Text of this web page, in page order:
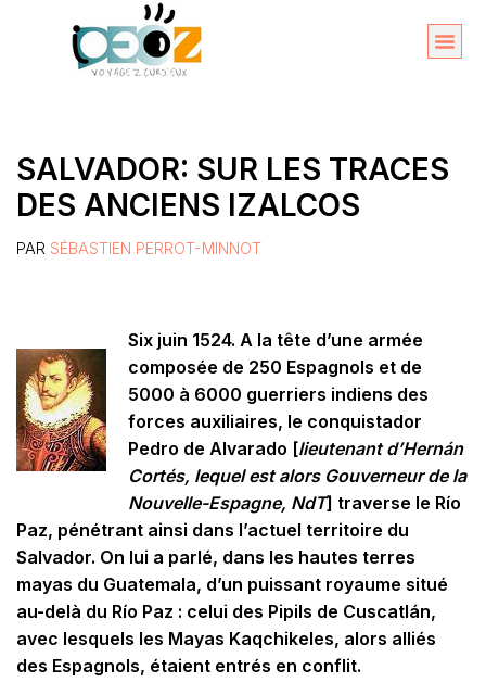
SALVADOR: SUR LES TRACES
DES ANCIENS IZALCOS
PAR SÉBASTIEN PERROT-MINNOT
Six juin 1524. A la tête d’une armée
composée de 250 Espagnols et de
5000 à 6000 guerriers indiens des
forces auxiliaires, le conquistador
Pedro de Alvarado [lieutenant d’Hernán
Cortés, lequel estalors Gouverneur de la
Nouvelle-Espagne, NdT] traverse le Río
Paz, pénétrant ainsi dans l’actuel territoire du
Salvador. On lui a parlé, dans les hautes terres
mayas du Guatemala, d’un puissant royaume situé
au-delà du Río Paz : celui des Pipils de Cuscatlán,
avec lesquels les Mayas Kaqchikeles, alors alliés
des Espagnols, étaient entrés en conflit.